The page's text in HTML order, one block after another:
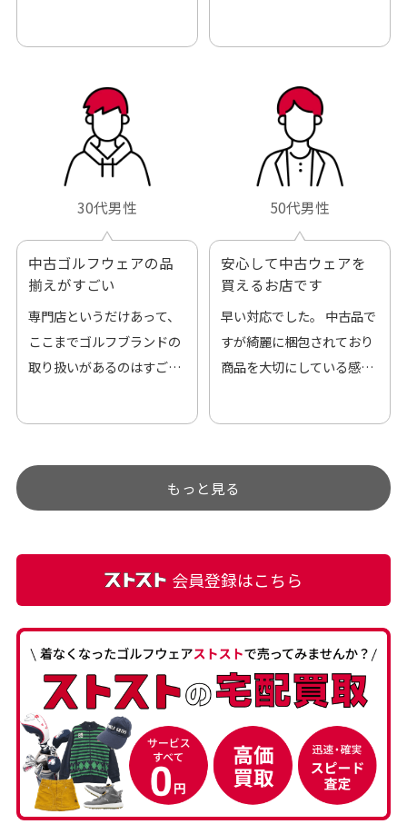
30代男性
中古ゴルフウェアの品
揃えがすごい
専門店というだけあって、
ここまでゴルフブランドの
取り扱いがあるのはすご
す。
50代男性
安心して中古ウェアを
買えるお店です
早い対応でした。 中古品で
すが綺麗に梱包されており
商品を大切にしている感が
うぐらい目立つことなく綺
麗な商品でお安く購入でき
もっと見る
会員登録はこちら